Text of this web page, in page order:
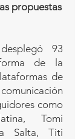
propuestas
93
de la
de
como
Tomi
Salta, Titi